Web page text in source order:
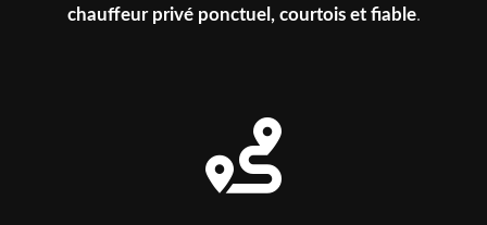
chauffeur privé ponctuel, courtois et fiable.